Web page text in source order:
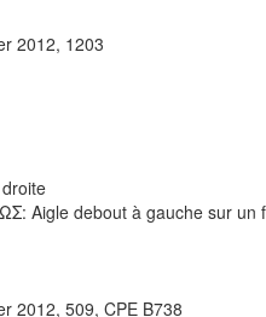
2012, 1203
Aigle debout à gauche sur un
2012, 509, CPE B738